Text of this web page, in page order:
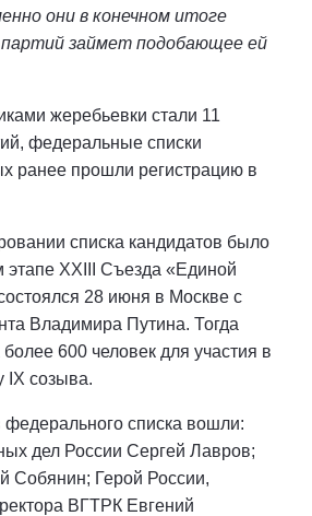
они в конечном итоге
займет подобающее ей
жеребьевки стали 11
федеральные списки
ранее прошли регистрацию в
списка кандидатов было
этапе XXIII Съезда «Единой
28 июня в Москве с
Владимира Путина. Тогда
600 человек для участия в
IX созыва.
федерального списка вошли:
дел России Сергей Лавров;
Собянин; Герой России,
ВГТРК Евгений